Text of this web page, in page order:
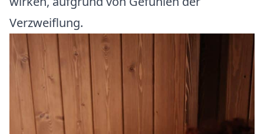
Verzweiflung.